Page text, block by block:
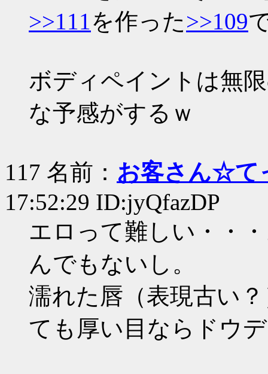
>>111を作った>>109
ボディペイントは無
な予感がするｗ
117 名前： お客さん☆て
17:52:29 ID:jyQfazDP
エロって難しい・・
んでもないし。
濡れた唇（表現古い
ても厚い目ならドウ